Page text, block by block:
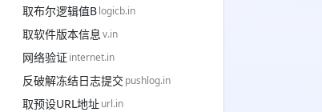
取布尔逻辑值Blogicb.in
取软件版本信息v.in
网络验证internet.in
反破解冻结日志提交 pushlog.in
取预设URL地址url.in